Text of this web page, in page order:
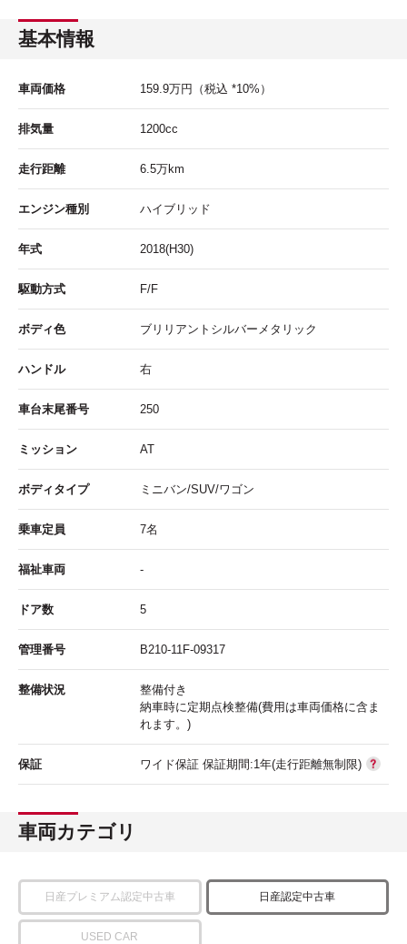
基本情報
車両価格 159.9万円 （税込 *10%）
排気量 1200cc
走行距離 6.5万km
エンジン種別 ハイブリッド
年式 2018(H30)
駆動方式 F/F
ボディ色 ブリリアントシルバーメタリック
ハンドル 右
車台末尾番号 250
ミッション AT
ボディタイプ ミニバン/SUV/ワゴン
乗車定員 7名
福祉車両 -
ドア数 5
管理番号 B210-11F-09317
整備状況
整備付き
納車時に定期点検整備(費用は車両価格に含ま
れます。)
保証 ワイド保証 保証期間:1年(走行距離無制限)
車両カテゴリ
日産プレミアム認定中古車 日産認定中古車
USED CAR